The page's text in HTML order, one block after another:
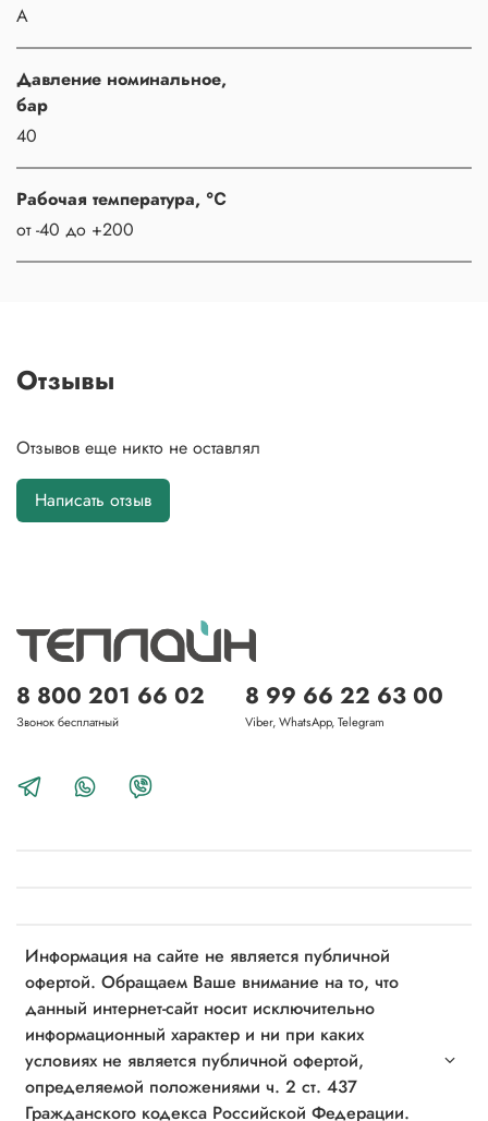
A
Давление номинальное,
бар
40
Рабочая температура, ℃
от -40 до +200
Отзывы
Отзывов еще никто не оставлял
Написать отзыв
Информация на сайте не является публичной
офертой. Обращаем Ваше внимание на то, что
данный интернет-сайт носит исключительно
информационный характер и ни при каких
условиях не является публичной офертой,
определяемой положениями ч. 2 ст. 437
Гражданского кодекса Российской Федерации.
8 800 201 66 02
Звонок бесплатный
8 99 66 22 63 00
Viber, WhatsApp, Telegram